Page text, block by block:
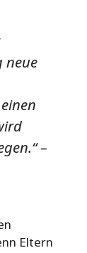
neue
–
Eltern